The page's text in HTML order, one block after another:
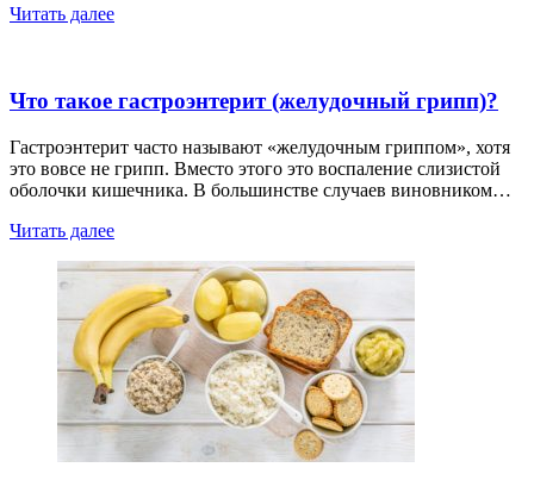
Читать далее
Что такое гастроэнтерит (желудочный грипп)?
Гастроэнтерит часто называют «желудочным гриппом», хотя
это вовсе не грипп. Вместо этого это воспаление слизистой
оболочки кишечника. В большинстве случаев виновником…
Читать далее